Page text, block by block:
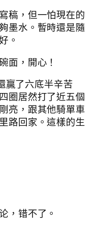
稿，但一怕現在的
墨水。暫時還是隨
。
面，開心！
贏了六底半辛苦
圈居然打了近五個
亮，跟其他騎單車
路回家。這樣的生
，错不了。